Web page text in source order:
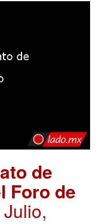
de
Foro de